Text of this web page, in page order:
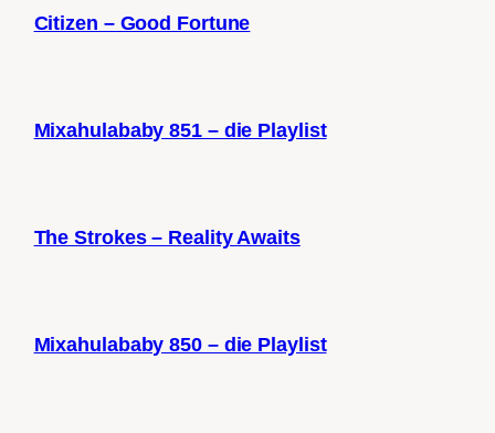
Citizen – Good Fortune
Mixahulababy 851 – die Playlist
The Strokes – Reality Awaits
Mixahulababy 850 – die Playlist